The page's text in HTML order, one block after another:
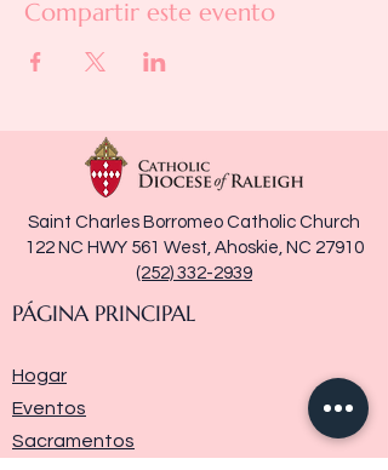
Compartir este evento
Saint Charles Borromeo Catholic Church
122 NC HWY 561 West, Ahoskie, NC 27910
(252) 332-2939
PÁGINA PRINCIPAL
Hogar
Eventos
Sacramentos